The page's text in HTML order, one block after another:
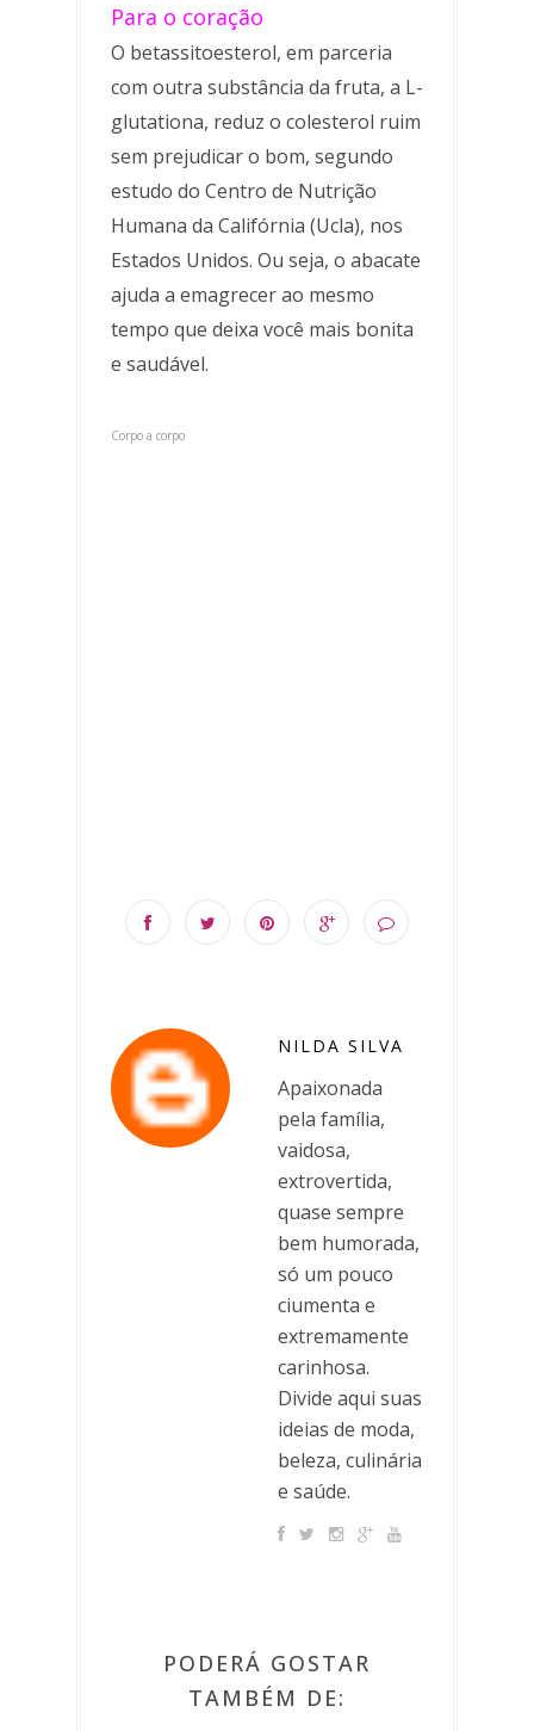
Para o coração
O betassitoesterol, em parceria
com outra substância da fruta, a L-
glutationa, reduz o colesterol ruim
sem prejudicar o bom, segundo
estudo do Centro de Nutrição
Humana da Califórnia (Ucla), nos
Estados Unidos. Ou seja, o abacate
ajuda a emagrecer ao mesmo
tempo que deixa você mais bonita
e saudável.
Corpo a corpo
NILDA SILVA
Apaixonada
pela família,
vaidosa,
extrovertida,
quase sempre
bem humorada,
só um pouco
ciumenta e
extremamente
carinhosa.
Divide aqui suas
ideias de moda,
beleza, culinária
e saúde.
PODERÁ GOSTAR
TAMBÉM DE: